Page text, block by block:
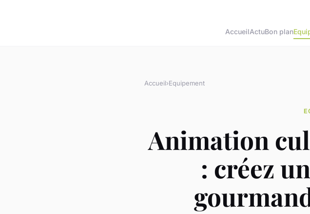
AccueilActuBon plan
Accueil›Equipement
Animation
: créez